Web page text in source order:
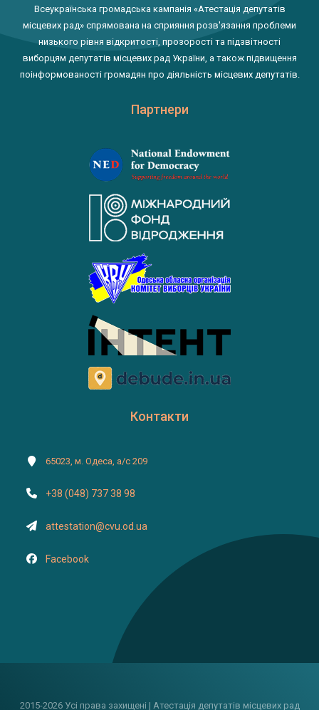
Всеукраїнська громадська кампанія «Атестація депутатів
місцевих рад» спрямована на сприяння розв'язання проблеми
низького рівня відкритості, прозорості та підзвітності
виборцям депутатів місцевих рад України, а також підвищення
поінформованості громадян про діяльність місцевих депутатів.
Партнери
Контакти
65023, м. Одеса, а/с 209
+38 (048) 737 38 98
attestation@cvu.od.ua
Facebook
2015-2026 Усі права захищені | Атестація депутатів місцевих рад